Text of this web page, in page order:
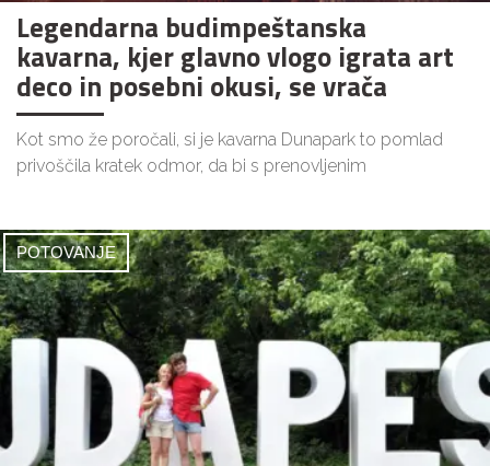
Legendarna budimpeštanska
kavarna, kjer glavno vlogo igrata art
deco in posebni okusi, se vrača
Kot smo že poročali, si je kavarna Dunapark to pomlad
privoščila kratek odmor, da bi s prenovljenim
POTOVANJE